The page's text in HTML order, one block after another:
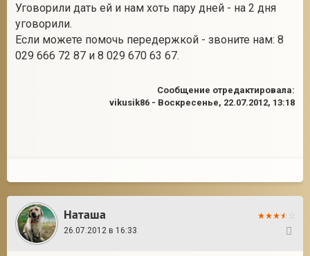
Уговорили дать ей и нам хоть пару дней - на 2 дня
уговорили.
Если можете помочь передержкой - звоните нам: 8
029 666 72 87 и 8 029 670 63 67.
Сообщение отредактировала:
vikusik86 - Воскресенье, 22.07.2012, 13:18
Наташа
26.07.2012 в 16:33